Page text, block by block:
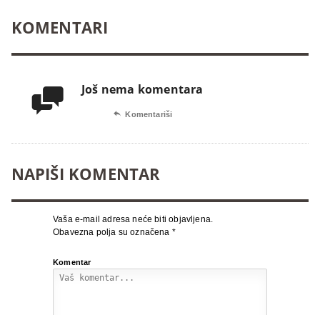
KOMENTARI
 Još nema komentara
 Komentariši
NAPIŠI KOMENTAR
Vaša e-mail adresa neće biti objavljena.
Obavezna polja su označena *
Komentar